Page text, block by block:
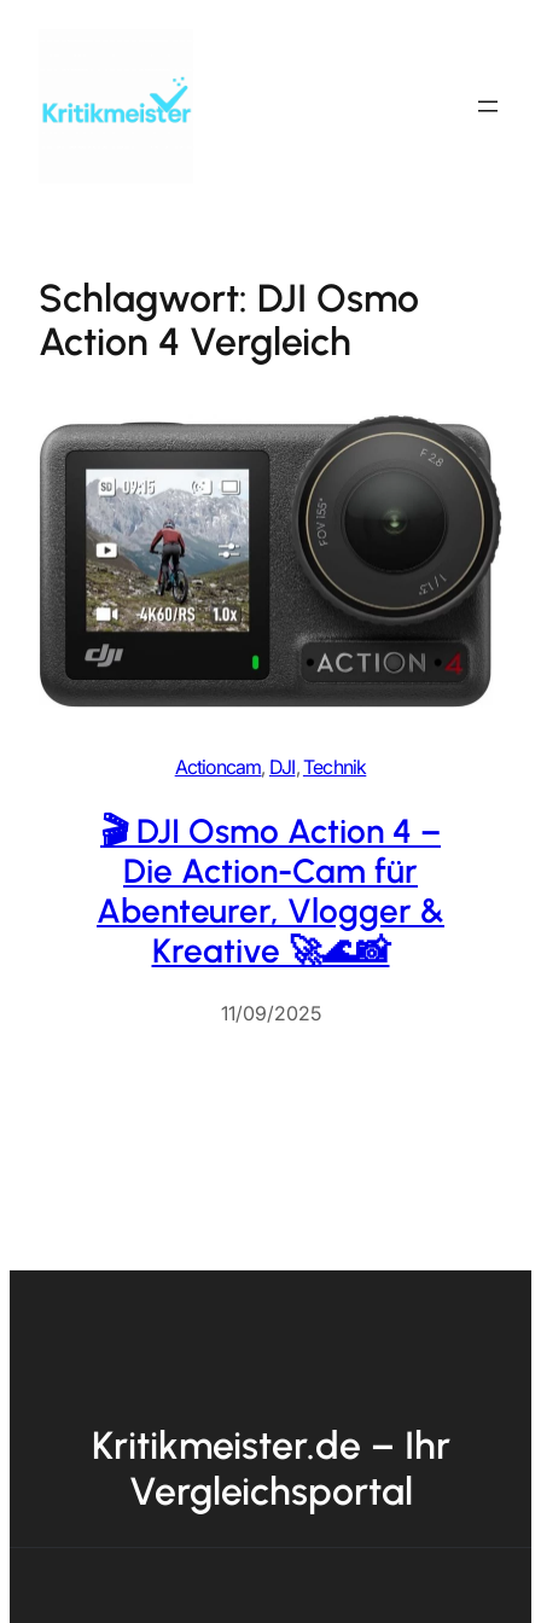
Schlagwort: DJI Osmo
Action 4 Vergleich
Actioncam, DJI, Technik
🎬 DJI Osmo Action 4 –
Die Action-Cam für
Abenteurer, Vlogger &
Kreative 🚀🌊📸
11/09/2025
Kritikmeister.de – Ihr
Vergleichsportal